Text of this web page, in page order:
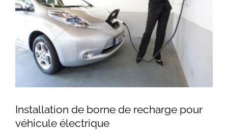
Installation de borne de recharge pour
véhicule électrique